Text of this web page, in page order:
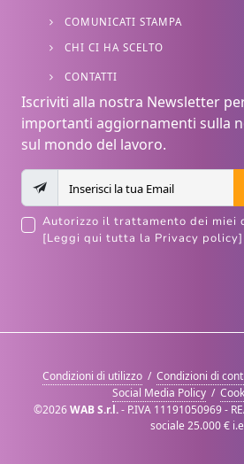
COMUNICATI STAMPA
CHI CI HA SCELTO
CONTATTI
Iscriviti alla nostra Newsletter
importanti aggiornamenti sulla
sul mondo del lavoro.
Autorizzo il trattamento dei miei
[Leggi qui tutta la Privacy policy]
Condizioni di utilizzo / Condizioni di
Social Media Policy /
©2026WAB S.r.l.- P.IVA 11191050969 -
sociale 25.000 €